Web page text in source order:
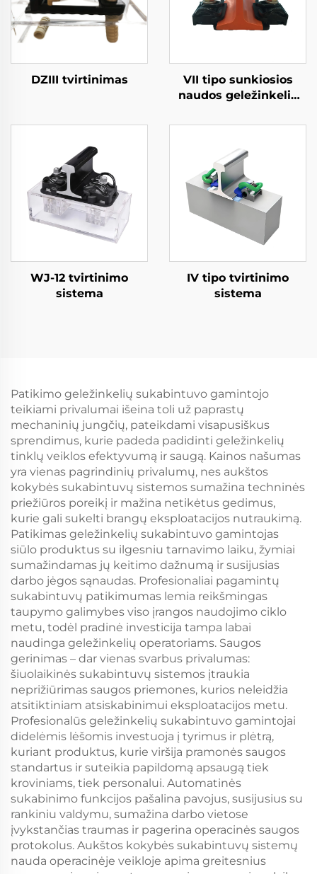
DZIII tvirtinimas
VII tipo sunkiosios
naudos geležinkelio
WJ-12 tvirtinimo
sistema
IV tipo tvirtinimo
sistema
Patikimo geležinkelių sukabintuvo gamintojo
teikiami privalumai išeina toli už paprastų
mechaninių jungčių, pateikdami visapusiškus
sprendimus, kurie padeda padidinti geležinkelių
tinklų veiklos efektyvumą ir saugą. Kainos našumas
yra vienas pagrindinių privalumų, nes aukštos
kokybės sukabintuvų sistemos sumažina techninės
priežiūros poreikį ir mažina netikėtus gedimus,
kurie gali sukelti brangų eksploatacijos nutraukimą.
Patikimas geležinkelių sukabintuvo gamintojas
siūlo produktus su ilgesniu tarnavimo laiku, žymiai
sumažindamas jų keitimo dažnumą ir susijusias
darbo jėgos sąnaudas. Profesionaliai pagamintų
sukabintuvų patikimumas lemia reikšmingas
taupymo galimybes viso įrangos naudojimo ciklo
metu, todėl pradinė investicija tampa labai
naudinga geležinkelių operatoriams. Saugos
gerinimas – dar vienas svarbus privalumas:
šiuolaikinės sukabintuvų sistemos įtraukia
neprižiūrimas saugos priemones, kurios neleidžia
atsitiktiniam atsiskabinimui eksploatacijos metu.
Profesionalūs geležinkelių sukabintuvo gamintojai
didelėmis lėšomis investuoja į tyrimus ir plėtrą,
kuriant produktus, kurie viršija pramonės saugos
standartus ir suteikia papildomą apsaugą tiek
kroviniams, tiek personalui. Automatinės
sukabinimo funkcijos pašalina pavojus, susijusius su
rankiniu valdymu, sumažina darbo vietose
įvykstančias traumas ir pagerina operacinės saugos
protokolus. Aukštos kokybės sukabintuvų sistemų
nauda operacinėje veikloje apima greitesnius